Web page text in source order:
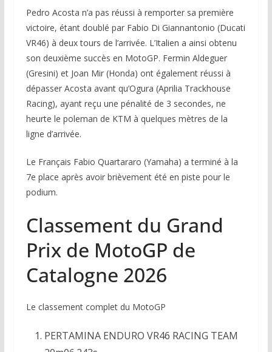
Pedro Acosta n’a pas réussi à remporter sa première
victoire, étant doublé par Fabio Di Giannantonio (Ducati
VR46) à deux tours de l’arrivée. L’Italien a ainsi obtenu
son deuxième succès en MotoGP. Fermin Aldeguer
(Gresini) et Joan Mir (Honda) ont également réussi à
dépasser Acosta avant qu’Ogura (Aprilia Trackhouse
Racing), ayant reçu une pénalité de 3 secondes, ne
heurte le poleman de KTM à quelques mètres de la
ligne d’arrivée.
Le Français Fabio Quartararo (Yamaha) a terminé à la
7e place après avoir brièvement été en piste pour le
podium.
Classement du Grand
Prix de MotoGP de
Catalogne 2026
Le classement complet du MotoGP
PERTAMINA ENDURO VR46 RACING TEAM